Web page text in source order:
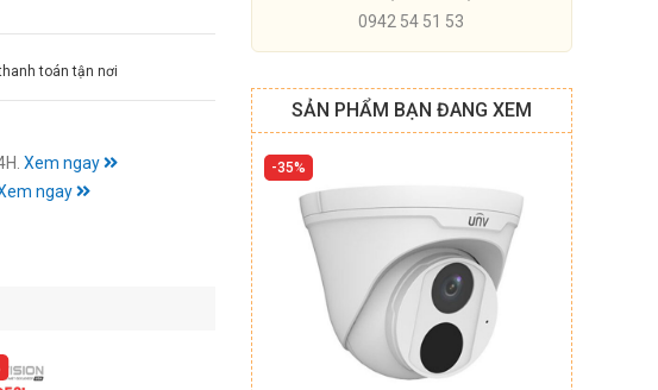
0942 54 51 53
SẢN PHẨM BẠN ĐANG XEM
35%
toán tận nơi
Xem ngay
ngay